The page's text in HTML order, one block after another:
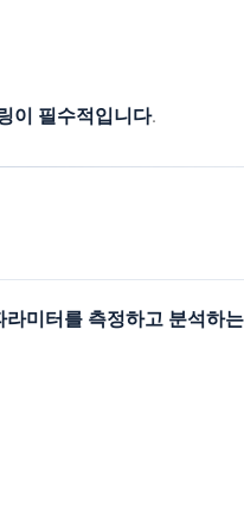
이 필수적입니다.
미터를 측정하고 분석하